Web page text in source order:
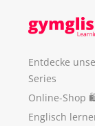
Entdecke
Series
Online-Shop
Englisch